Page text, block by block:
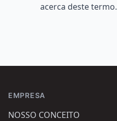
acerca deste termo.
EMPRESA
NOSSO CONCEITO